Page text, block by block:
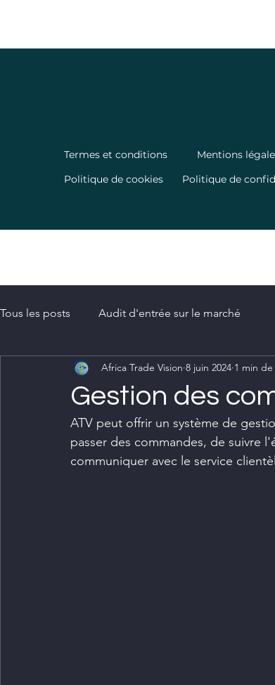
Tous les posts Audit d'entrée sur le marché
Gestion des
Africa Trade Vision 8 juin 2024 1 min
ATV peut offrir un système de
passer des commandes, de suivre
communiquer avec le service
Termes et conditions
Mentions
Politique de cookies
Politique de